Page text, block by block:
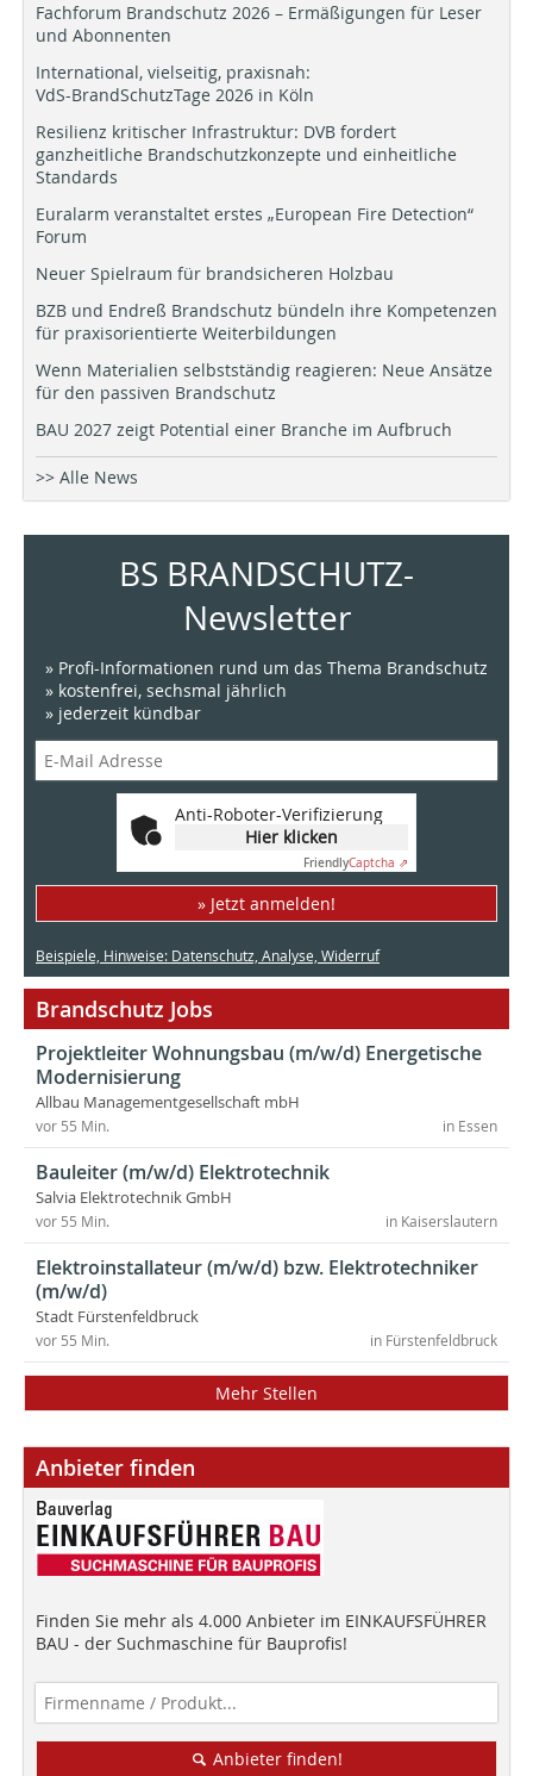
Fachforum Brandschutz 2026 – Ermäßigungen für Leser
und Abonnenten
International, vielseitig, praxisnah:
VdS-BrandSchutzTage 2026 in Köln
Resilienz kritischer Infrastruktur: DVB fordert
ganzheitliche Brandschutzkonzepte und einheitliche
Standards
Euralarm veranstaltet erstes „European Fire Detection“
Forum
Neuer Spielraum für brandsicheren Holzbau
BZB und Endreß Brandschutz bündeln ihre Kompetenzen
für praxisorientierte Weiterbildungen
Wenn Materialien selbstständig reagieren: Neue Ansätze
für den passiven Brandschutz
BAU 2027 zeigt Potential einer Branche im Aufbruch
>> Alle News
BS BRANDSCHUTZ-
Newsletter
» Profi-Informationen rund um das Thema Brandschutz
» kostenfrei, sechsmal jährlich
» jederzeit kündbar
Anti-Roboter-Verifizierung
Hier klicken
FriendlyCaptcha ⇗
» Jetzt anmelden!
Beispiele, Hinweise: Datenschutz, Analyse, Widerruf
Brandschutz Jobs
Projektleiter Wohnungsbau (m/w/d) Energetische
Modernisierung
Allbau Managementgesellschaft mbH
in Essen
vor 55 Min.
Bauleiter (m/w/d) Elektrotechnik
Salvia Elektrotechnik GmbH
in Kaiserslautern
vor 55 Min.
Elektroinstallateur (m/w/d) bzw. Elektrotechniker
(m/w/d)
Stadt Fürstenfeldbruck
in Fürstenfeldbruck
vor 55 Min.
Mehr Stellen
Anbieter finden
Finden Sie mehr als 4.000 Anbieter im EINKAUFSFÜHRER
BAU - der Suchmaschine für Bauprofis!
Anbieter finden!